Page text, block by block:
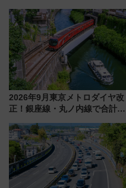
ァミリーから大人まで幅広い世
代が一日中楽しる夏のリゾート
を楽しんで
2026年9月東京メトロダイヤ改
正！銀座線・丸ノ内線で合計
待